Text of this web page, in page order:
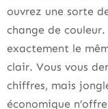
ouvrez une sorte
change de couleur.
exactement le
clair. Vous vous
chiffres, mais
économique